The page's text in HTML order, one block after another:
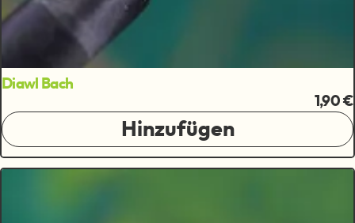
Diawl Bach
1,90 €
Hinzufügen